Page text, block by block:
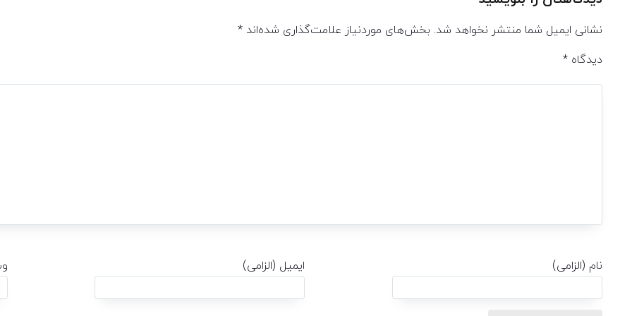
نشانی ایمیل شما منتشر نخواهد شد. بخش‌های موردنیاز علامت‌گذاری شده‌اند *
دیدگاه *
نام (الزامی) ایمیل (الزامی)